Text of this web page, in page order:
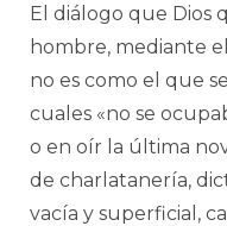
El diálogo que Dios
hombre, mediante
no es como el que
cuales «no se
o en oír la última
de charlatanería,
vacía y superficial,